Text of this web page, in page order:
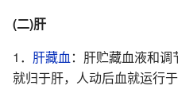
(二)肝
1． 肝藏血：肝贮藏血液和调
就归于肝，人动后血就运行于